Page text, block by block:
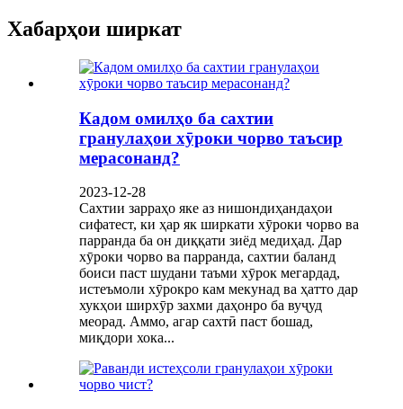
Хабарҳои ширкат
Кадом омилҳо ба сахтии
гранулаҳои хӯроки чорво таъсир
мерасонанд?
2023-12-28
Сахтии зарраҳо яке аз нишондиҳандаҳои
сифатест, ки ҳар як ширкати хӯроки чорво ва
парранда ба он диққати зиёд медиҳад. Дар
хӯроки чорво ва парранда, сахтии баланд
боиси паст шудани таъми хӯрок мегардад,
истеъмоли хӯрокро кам мекунад ва ҳатто дар
хукҳои ширхӯр захми даҳонро ба вуҷуд
меорад. Аммо, агар сахтӣ паст бошад,
миқдори хока...